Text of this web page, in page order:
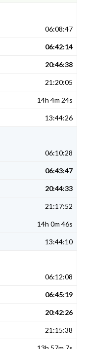
06:08:47
06:42:14
20:46:38
21:20:05
14h 4m 24s
13:44:26
06:10:28
06:43:47
20:44:33
21:17:52
14h 0m 46s
13:44:10
06:12:08
06:45:19
20:42:26
21:15:38